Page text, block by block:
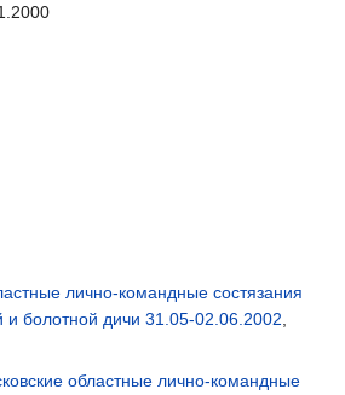
лично-командные состязания
и болотной дичи 31.05-02.06.2002
областные лично-командные